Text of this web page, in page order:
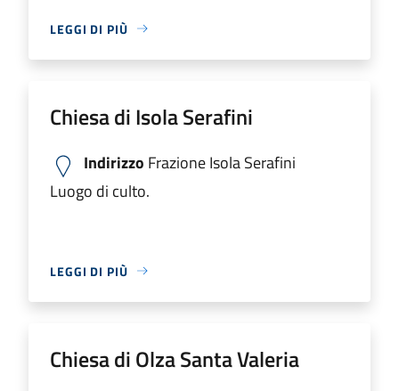
LEGGI DI PIÙ
Chiesa di Isola Serafini
Indirizzo Frazione Isola Serafini
Luogo di culto.
LEGGI DI PIÙ
Chiesa di Olza Santa Valeria